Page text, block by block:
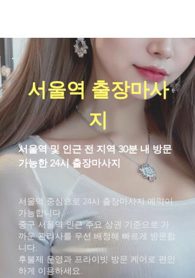
서울역 출장마사
지
서울역 및 인근 전 지역 30분 내 방문
가능한 24시 출장마사지
서울역 중심으로 24시 출장마사지 예약이
가능합니다.
중구 서울역 인근 주요 상권 기준으로 가
까운 관리사를 우선 배정해 빠르게 방문합
니다.
후불제 운영과 프라이빗 방문 케어로 편안
하게 이용하세요.